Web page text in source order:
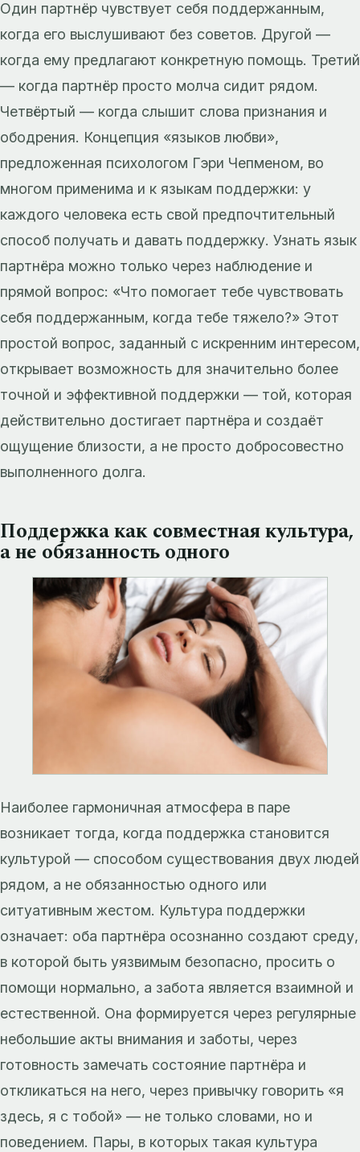
Один партнёр чувствует себя поддержанным,
когда его выслушивают без советов. Другой —
когда ему предлагают конкретную помощь. Третий
— когда партнёр просто молча сидит рядом.
Четвёртый — когда слышит слова признания и
ободрения. Концепция «языков любви»,
предложенная психологом Гэри Чепменом, во
многом применима и к языкам поддержки: у
каждого человека есть свой предпочтительный
способ получать и давать поддержку. Узнать язык
партнёра можно только через наблюдение и
прямой вопрос: «Что помогает тебе чувствовать
себя поддержанным, когда тебе тяжело?» Этот
простой вопрос, заданный с искренним интересом,
открывает возможность для значительно более
точной и эффективной поддержки — той, которая
действительно достигает партнёра и создаёт
ощущение близости, а не просто добросовестно
выполненного долга.
Поддержка как совместная культура,
а не обязанность одного
Наиболее гармоничная атмосфера в паре
возникает тогда, когда поддержка становится
культурой — способом существования двух людей
рядом, а не обязанностью одного или
ситуативным жестом. Культура поддержки
означает: оба партнёра осознанно создают среду,
в которой быть уязвимым безопасно, просить о
помощи нормально, а забота является взаимной и
естественной. Она формируется через регулярные
небольшие акты внимания и заботы, через
готовность замечать состояние партнёра и
откликаться на него, через привычку говорить «я
здесь, я с тобой» — не только словами, но и
поведением. Пары, в которых такая культура